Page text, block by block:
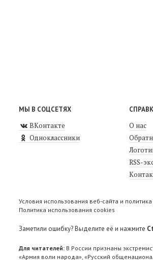
МЫ В СОЦСЕТЯХ
ВКонтакте
Одноклассники
О нас
RSS-
Условия использования веб-сайта и
Политика использования cookies
Заметили ошибку? Выделите её и нажмите
Для читателей: В России признаны
«Армия воли народа», «Русский